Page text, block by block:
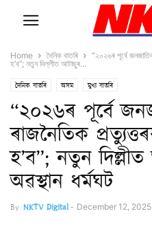
Home দৈনিক বাতৰি
“২০২৬ৰ পূৰ্বে
হ’ব”; নতুন দিল্লীত আটাছুৰ...
দৈনিক বাতৰি অসম মুখ্য বাতৰি
“২০২৬ৰ পূৰ্বে
ৰাজনৈতিক
হ’ব”; নতুন দিল্লীত
অৱস্থান ধৰ্মঘট
By NKTV Digital- December 12, 2025